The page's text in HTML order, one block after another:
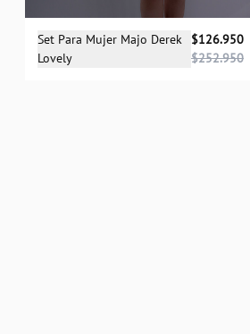
Selecciona una talla
Set Para Mujer Majo Derek
Lovely
$126.950
$252.950